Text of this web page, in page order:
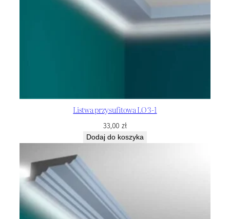
Listwa przysufitowa LO 3-1
33,00zł
Dodaj do koszyka